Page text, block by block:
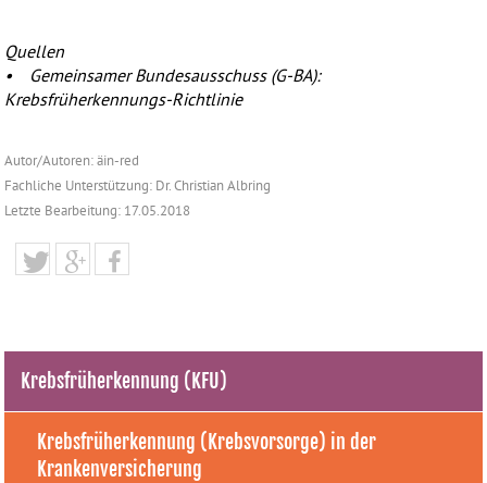
Quellen
• Gemeinsamer Bundesausschuss (G-BA):
Krebsfrüherkennungs-Richtlinie
Autor/Autoren: äin-red
Fachliche Unterstützung: Dr. Christian Albring
Letzte Bearbeitung: 17.05.2018
Krebsfrüherkennung (KFU)
Krebsfrüherkennung (Krebsvorsorge) in der
Krankenversicherung